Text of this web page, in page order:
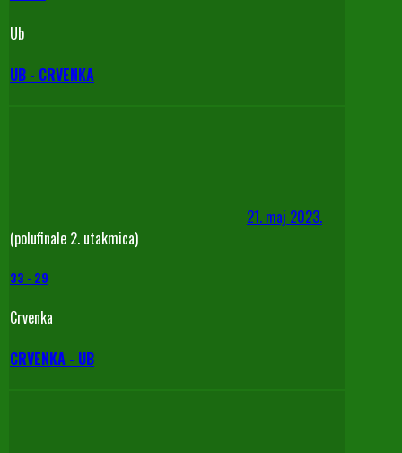
Ub
UB - CRVENKA
21. maj 2023.
(polufinale 2. utakmica)
33 - 29
Crvenka
CRVENKA - UB